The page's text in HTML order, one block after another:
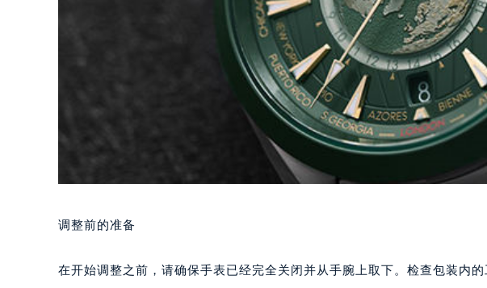
调整前的准备
在开始调整之前，请确保手表已经完全关闭并从手腕上取下。检查包装内